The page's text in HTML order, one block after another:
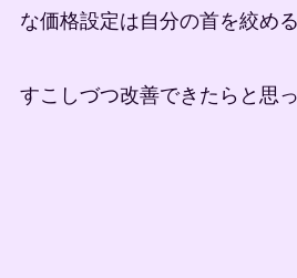
な価格設定は自分の首を絞め
すこしづつ改善できたらと思っ